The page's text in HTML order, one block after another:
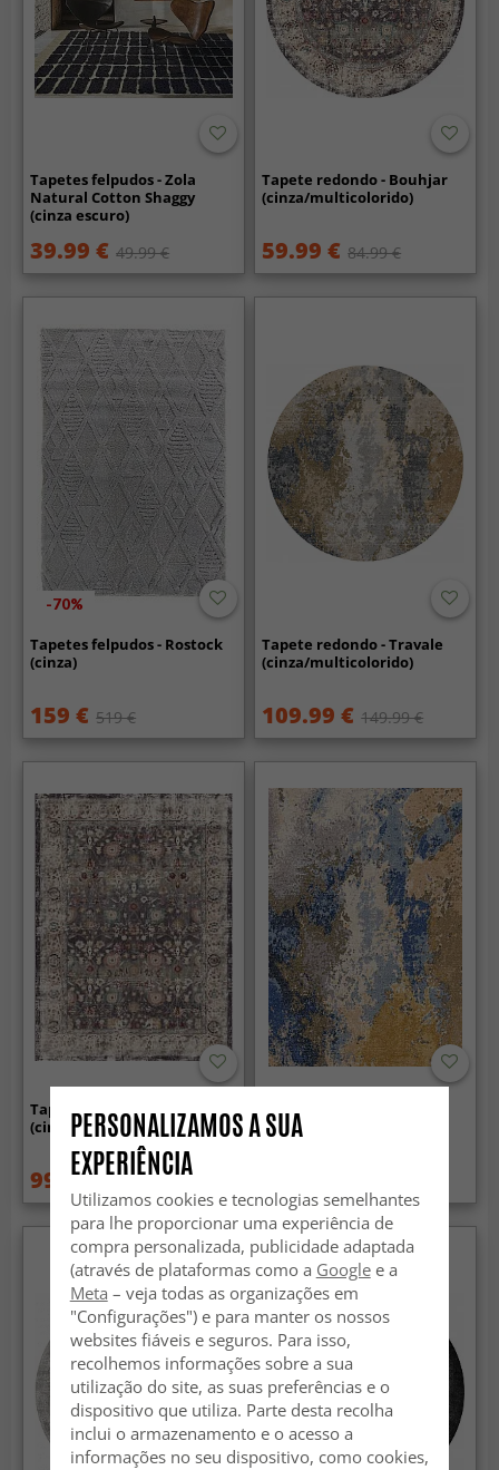
Tapetes felpudos - Zola
Natural Cotton Shaggy
(cinza escuro)
39.99 € 49.99 €
Tapete redondo - Bouhjar
(cinza/multicolorido)
59.99 € 84.99 €
-70%
Tapetes felpudos - Rostock
(cinza)
159 € 519 €
Tapete redondo - Travale
(cinza/multicolorido)
109.99 € 149.99 €
Tapete Wilton - Bouhjar
(cinza/multicolorido)
99.99 € 129.99 €
Tapete Wilton - Travale
(cinza/azul/multicolorido)
PERSONALIZAMOS A SUA
EXPERIÊNCIA
Utilizamos cookies e tecnologias semelhantes
para lhe proporcionar uma experiência de
compra personalizada, publicidade adaptada
(através de plataformas como a Googlee a
Meta – veja todas as organizações em
"Configurações") e para manter os nossos
websites fiáveis e seguros. Para isso,
recolhemos informações sobre a sua
utilização do site, as suas preferências e o
dispositivo que utiliza. Parte desta recolha
inclui o armazenamento e o acesso a
informações no seu dispositivo, como cookies,